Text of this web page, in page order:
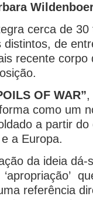
cerca de
distintos, de
recente
OF WAR”,
como um
a partir
a Europa.
da ideia
referência